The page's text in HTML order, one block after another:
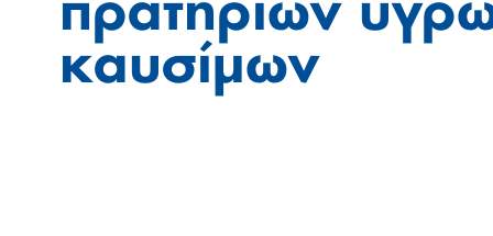
πρατηρίων
καυσίμων